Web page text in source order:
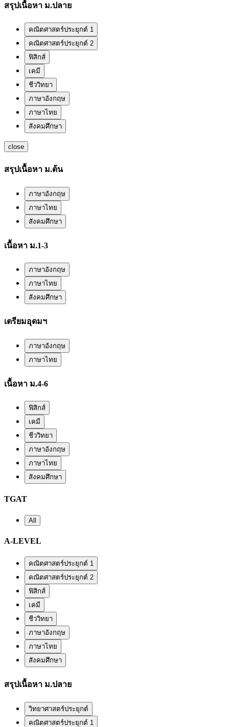
สรุปเนื้อหา ม.ปลาย
คณิตศาสตร์ประยุกต์ 1
คณิตศาสตร์ประยุกต์ 2
ฟิสิกส์
เคมี
ชีววิทยา
ภาษาอังกฤษ
ภาษาไทย
สังคมศึกษา
close
สรุปเนื้อหา ม.ต้น
ภาษาอังกฤษ
ภาษาไทย
สังคมศึกษา
เนื้อหา ม.1-3
ภาษาอังกฤษ
ภาษาไทย
สังคมศึกษา
เตรียมอุดมฯ
ภาษาอังกฤษ
ภาษาไทย
เนื้อหา ม.4-6
ฟิสิกส์
เคมี
ชีววิทยา
ภาษาอังกฤษ
ภาษาไทย
สังคมศึกษา
TGAT
All
A-LEVEL
คณิตศาสตร์ประยุกต์ 1
คณิตศาสตร์ประยุกต์ 2
ฟิสิกส์
เคมี
ชีววิทยา
ภาษาอังกฤษ
ภาษาไทย
สังคมศึกษา
สรุปเนื้อหา ม.ปลาย
วิทยาศาสตร์ประยุกต์
คณิตศาสตร์ประยุกต์ 1